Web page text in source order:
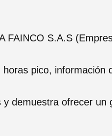
FAINCO S.A.S
pico, información
y demuestra ofrecer un